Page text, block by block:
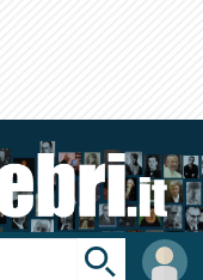
User
area
Toggle
search
bar